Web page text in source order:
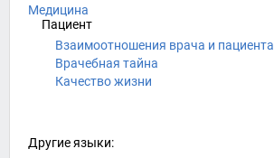
Медицина
Пациент
Взаимоотношения врача и пациента
Врачебная тайна
Качество жизни
Другие языки: